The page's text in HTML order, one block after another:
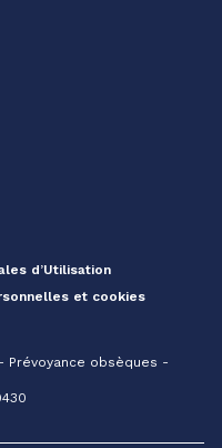
d’Utilisation
et cookies
Prévoyance obsèques -